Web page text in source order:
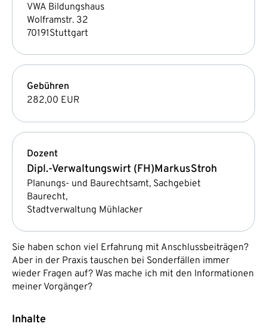
VWA Bildungshaus
Wolframstr. 32
70191Stuttgart
Gebühren
282,00 EUR
Dozent
Dipl.-Verwaltungswirt (FH)MarkusStroh
Planungs- und Baurechtsamt, Sachgebiet
Baurecht,
Stadtverwaltung Mühlacker
Sie haben schon viel Erfahrung mit Anschlussbeiträgen?
Aber in der Praxis tauschen bei Sonderfällen immer
wieder Fragen auf? Was mache ich mit den Informationen
meiner Vorgänger?
Inhalte